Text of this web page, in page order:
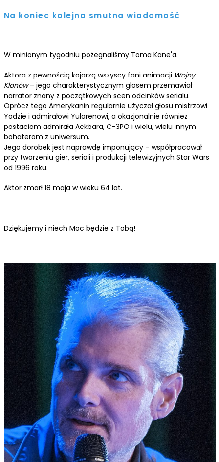
Na koniec kolejna smutna wiadomość
W minionym tygodniu pożegnaliśmy Toma Kane'a.
Aktora z pewnością kojarzą wszyscy fani animacji Wojny
Klonów– jego charakterystycznym głosem przemawiał
narrator znany z początkowych scen odcinków serialu.
Oprócz tego Amerykanin regularnie użyczał głosu mistrzowi
Yodzie i admirałowi Yularenowi, a okazjonalnie również
postaciom admirała Ackbara, C-3PO i wielu, wielu innym
bohaterom z uniwersum.
Jego dorobek jest naprawdę imponujący – współpracował
przy tworzeniu gier, seriali i produkcji telewizyjnych Star Wars
od 1996 roku.
Aktor zmarł 18 maja w wieku 64 lat.
Dziękujemy i niech Moc będzie z Tobą!